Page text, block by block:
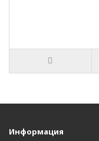
Информация